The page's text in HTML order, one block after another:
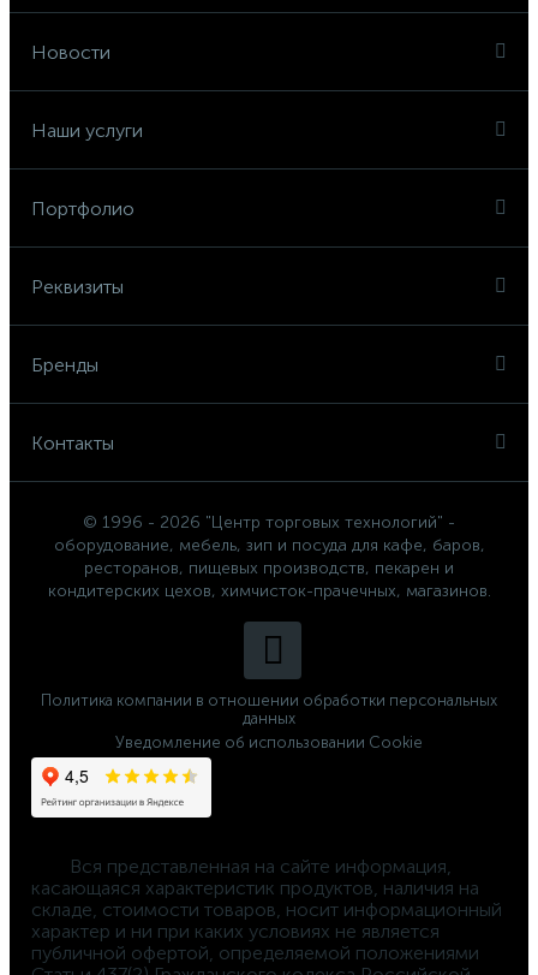
Новости
Наши услуги
Портфолио
Реквизиты
Бренды
Контакты
© 1996 - 2026 "Центр торговых технологий" -
оборудование, мебель, зип и посуда для кафе, баров,
ресторанов, пищевых производств, пекарен и
кондитерских цехов, химчисток-прачечных, магазинов.
Политика компании в отношении обработки персональных
данных
Уведомление об использовании Cookie
касающаяся характеристик продуктов, наличия на
складе, стоимости товаров, носит информационный
характер и ни при каких условиях не является
публичной офертой, определяемой положениями